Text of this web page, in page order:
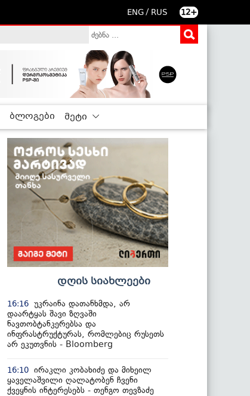
ENG / RUS 12+
ბლოგები მეტი
დღის სიახლეები
16:16 უკრაინა დათანხმდა, არ
დაარტყას შავი ზღვაში
ნავთობტანკერებსა და
ინფრასტრუქტურას, რომლებიც რუსეთს
არ ეკუთვნის - Bloomberg
16:10 ირაკლი კობახიძე და მიხეილ
ყაველაშვილი ღალატობენ ჩვენი
ქვეყნის ინტერესებს - თენგო თევზაძე